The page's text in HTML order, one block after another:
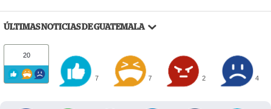
ÚLTIMAS NOTICIAS DE GUATEMALA
20
7 7 2 4